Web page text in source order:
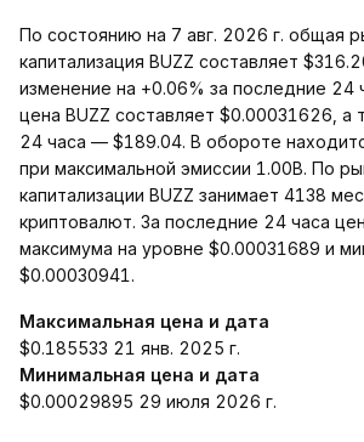
По состоянию на 7 авг. 2026 г. общая
капитализация BUZZ составляет
изменение на +0.06% за последние 24
цена BUZZ составляет $0.00031626, а
24 часа — $189.04. В обороте
при максимальной эмиссии 1.00B. По
капитализации BUZZ занимает 4138
криптовалют. За последние 24 часа
максимума на уровне $0.00031689 и
$0.00030941.
Максимальная цена и дата
$0.185533 21 янв. 2025 г.
Минимальная цена и дата
$0.00029895 29 июля 2026 г.